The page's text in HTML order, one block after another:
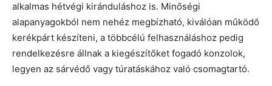
alkalmas hétvégi kiránduláshoz is. Minőségi
alapanyagokból nem nehéz megbízható, kiválóan működő
kerékpárt készíteni, a többcélú felhasználáshoz pedig
rendelkezésre állnak a kiegészítőket fogadó konzolok,
legyen az sárvédő vagy túratáskához való csomagtartó.